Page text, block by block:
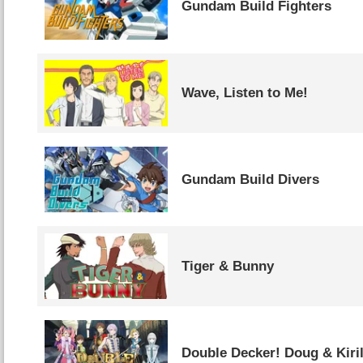
Gundam Build Fighters
Wave, Listen to Me!
Gundam Build Divers
Tiger & Bunny
Double Decker! Doug &